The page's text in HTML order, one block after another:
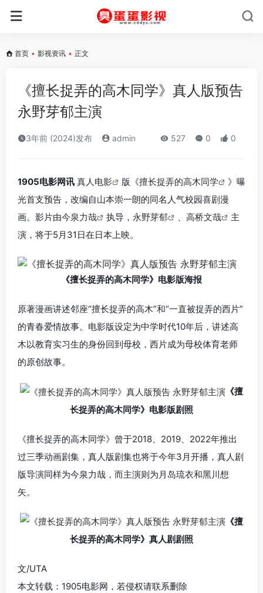
首页 • 影视资讯 • 正文
《擅长捉弄的高木同学》真人版预告
永野芽郁主演
3年前 (2024)发布 admin 527 0 0
1905电影网讯 真人电影 版《擅长捉弄的高木同学
》曝
光首支预告，改编自山本崇一朗的同名人气校园喜剧漫
画。影片由今泉力哉 执导， 永野芽郁 、 高桥文哉
主
演，将于5月31日在日本上映。
《擅长捉弄的高木同学》电影版海报
原著漫画讲述邻座“擅长捉弄的高木”和“一直被捉弄的西片”
的青春爱情故事。电影版设定为中学时代10年后，讲述高
木以教育实习生的身份回到母校，西片成为母校体育老师
的原创故事。
《擅
长捉弄的高木同学》电影版剧照
《擅长捉弄的高木同学》曾于2018、2019、2022年推出
过三季动画剧集，真人版剧集也将于今年3月开播，真人剧
版导演同样为今泉力哉，而主演则为月岛琉衣和黑川想
矢。
《擅
长捉弄的高木同学》真人剧剧照
文/UTA
本文转载：1905电影网，若侵权请联系删除